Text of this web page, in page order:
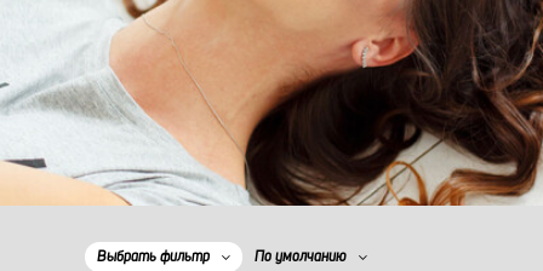
Выбрать фильтр По умолчанию